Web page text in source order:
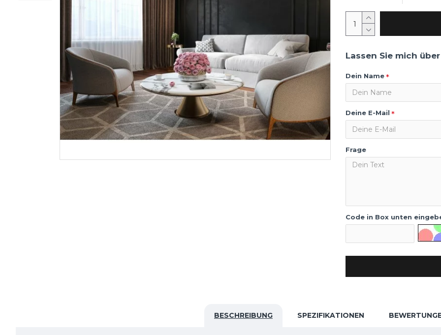
Lassen Sie mich
Dein Name
Deine E-Mail
Frage
Code in Box unten
BESCHREIBUNG SPEZIFIKATIONEN